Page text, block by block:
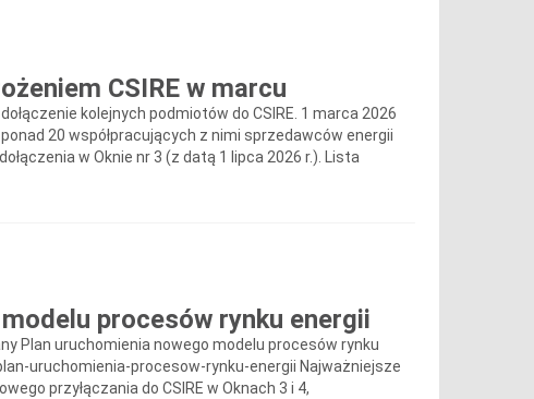
CSIRE w marcu
kolejnych podmiotów do CSIRE. 1 marca 2026
20 współpracujących z nimi sprzedawców energii
w Oknie nr 3 (z datą 1 lipca 2026 r.). Lista
procesów rynku energii
Plan uruchomienia nowego modelu procesów rynku
uruchomienia-procesow-rynku-energii Najważniejsze
przyłączania do CSIRE w Oknach 3 i 4,